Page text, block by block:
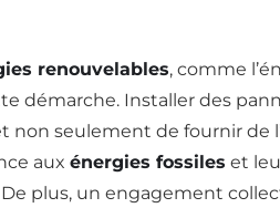
renouvelables, comme
démarche. Installer des
seulement de fournir de
aux énergies fossiles et
plus, un engagement